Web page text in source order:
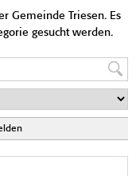
Gemeinde Triesen. Es
gesucht werden.